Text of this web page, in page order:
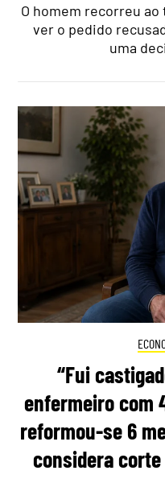
O homem recorreu
ver o pedido
uma
“Fui
enfermeiro com
reformou-se 6
considera